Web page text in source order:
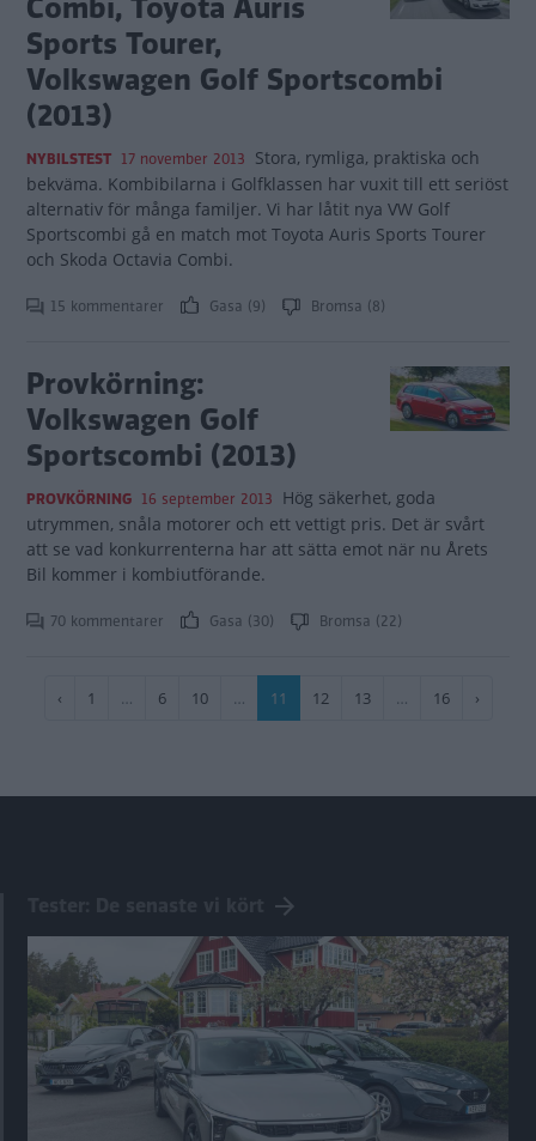
Sports Tourer,
Volkswagen Golf Sportscombi
(2013)
NYBILSTEST 17 november 2013 Stora, rymliga, praktiska och
bekväma. Kombibilarna i Golfklassen har vuxit till ett seriöst
alternativ för många familjer. Vi har låtit nya VW Golf
Sportscombi gå en match mot Toyota Auris Sports Tourer
och Skoda Octavia Combi.
15 kommentarer Gasa (9) Bromsa (8)
Provkörning:
Volkswagen Golf
Sportscombi (2013)
PROVKÖRNING 16 september 2013 Hög säkerhet, goda
utrymmen, snåla motorer och ett vettigt pris. Det är svårt
att se vad konkurrenterna har att sätta emot när nu Årets
Bil kommer i kombiutförande.
70 kommentarer Gasa (30) Bromsa (22)
Paginering
Föregående
‹ Sida
1 … Sida
6 Sida
10 …
Nuvarande
11 Sida
12 Sida
13 … Sida
16
Nästa
›